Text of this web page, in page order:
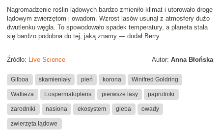
Nagromadzenie roślin lądowych bardzo zmieniło klimat i utorowało drogę
lądowym zwierzętom i owadom. Wzrost lasów usunął z atmosfery dużo
dwutlenku węgla. To spowodowało spadek temperatury, a planeta stała
się bardzo podobna do tej, jaką znamy — dodał Berry.
Autor: Anna Błońska
Źródło: Live Science
Gilboa skamieniały pień korona Winifred Goldring
Wattieza Eospermatopteris pierwsze lasy paprotniki
zarodniki nasiona ekosystem gleba owady
zwierzęta lądowe